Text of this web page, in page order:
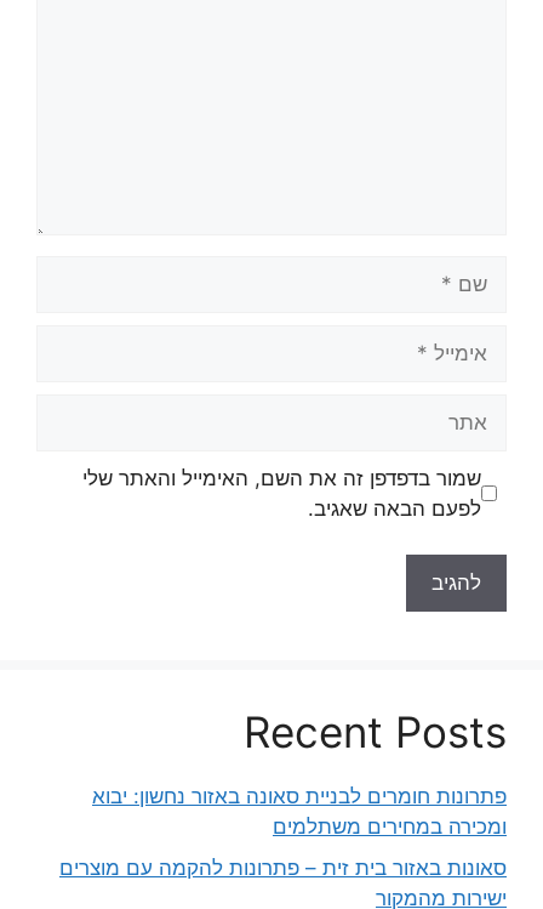
שמור בדפדפן זה את השם, האימייל והאתר שלי
לפעם הבאה שאגיב.
Recent Posts
פתרונות חומרים לבניית סאונה באזור נחשון: יבוא
ומכירה במחירים משתלמים
סאונות באזור בית זית – פתרונות להקמה עם מוצרים
ישירות מהמקור